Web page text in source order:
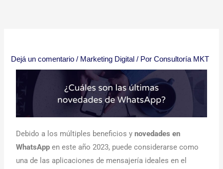
Dejá un comentario / Marketing Digital / PorConsultoría MKT
Debido a los múltiples beneficios ynovedades en
WhatsApp en este año 2023, puede considerarse como
una de las aplicaciones de mensajería ideales en el